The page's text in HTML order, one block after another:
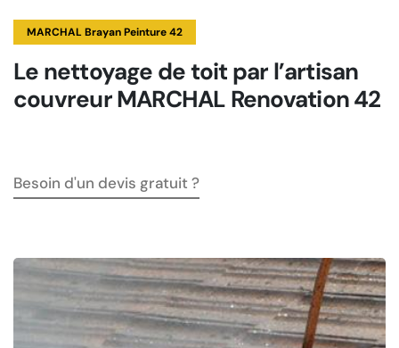
MARCHAL Brayan Peinture 42
Le nettoyage de toit par l’artisan
couvreur MARCHAL Renovation 42
Besoin d'un devis gratuit ?